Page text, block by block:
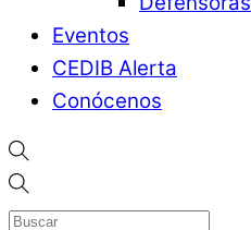
Eventos
CEDIB Alerta
Conócenos